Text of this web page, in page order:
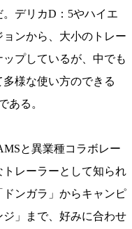
デリカD：5やハイエ
ンから、大小のトレー
プしているが、中でも
様な使い方のできる
ある。
と異業種コラボレー
レーラーとして知られ
ンガラ」からキャンピ
」まで、好みに合わせ